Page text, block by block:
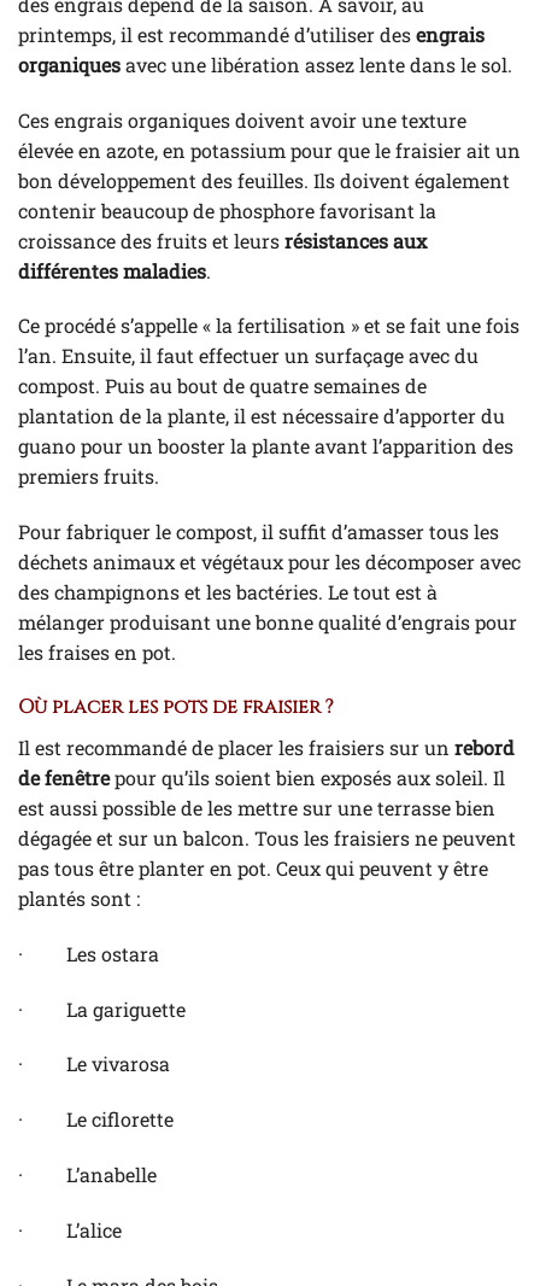
printemps, il est recommandé d’utiliser desengrais
organiquesavec une libération assez lente dans le sol.
Ces engrais organiques doivent avoir une texture
élevée en azote, en potassium pour que le fraisier ait un
bon développement des feuilles. Ils doivent également
contenir beaucoup de phosphore favorisant la
croissance des fruits et leursrésistances aux
différentes maladies.
Ce procédé s’appelle « la fertilisation » et se fait une fois
l’an. Ensuite, il faut effectuer un surfaçage avec du
compost. Puis au bout de quatre semaines de
plantation de la plante, il est nécessaire d’apporter du
guano pour un booster la plante avant l’apparition des
premiers fruits.
Pour fabriquer le compost, il suffit d’amasser tous les
déchets animaux et végétaux pour les décomposer avec
des champignons et les bactéries. Le tout est à
mélanger produisant une bonne qualité d’engrais pour
les fraises en pot.
Où placer les pots de fraisier ?
Il est recommandé de placer les fraisiers sur un rebord
de fenêtrepour qu’ils soient bien exposés aux soleil. Il
est aussi possible de les mettre sur une terrasse bien
dégagée et sur un balcon. Tous les fraisiers ne peuvent
pas tous être planter en pot. Ceux qui peuvent y être
plantés sont :
· Les ostara
· La gariguette
· Le vivarosa
· Le ciflorette
· L’anabelle
· L’alice